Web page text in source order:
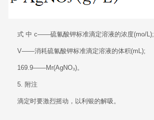
式 中 c——硫氰酸钾标准滴定溶液的浓度(mo/L);
V——消耗硫氰酸钾标准滴定溶液的体积(mL);
169.9——Mr(AgNO₃)。
5. 附注
滴定时要激烈摇动，以利银的解吸。